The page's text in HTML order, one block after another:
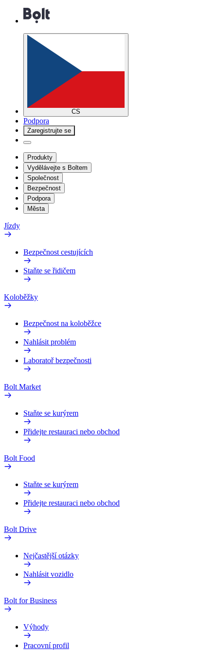
CS
Podpora
Zaregistrujte se
Produkty
Vydělávejte s Boltem
Společnost
Bezpečnost
Podpora
Města
Jízdy
Bezpečnost cestujících
Staňte se řidičem
Koloběžky
Bezpečnost na koloběžce
Nahlásit problém
Laboratoř bezpečnosti
Bolt Market
Staňte se kurýrem
Přidejte restauraci nebo obchod
Bolt Food
Staňte se kurýrem
Přidejte restauraci nebo obchod
Bolt Drive
Nejčastější otázky
Nahlásit vozidlo
Bolt for Business
Výhody
Pracovní profil